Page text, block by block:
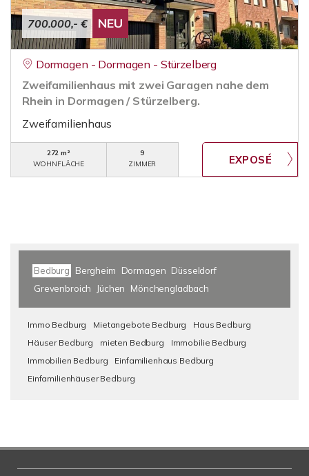
700.000,- € NEU
Dormagen - Dormagen - Stürzelberg
Zweifamilienhaus mit zwei Garagen nahe dem
Rhein in Dormagen / Stürzelberg.
Zweifamilienhaus
272 m²
WOHNFLÄCHE
9
ZIMMER
Bedburg Bergheim Dormagen Düsseldorf
Grevenbroich
Jüchen Mönchengladbach
Immo Bedburg Mietangebote Bedburg
Haus Bedburg
Häuser Bedburg
mieten Bedburg
Immobilie Bedburg
Immobilien Bedburg
Einfamilienhaus Bedburg
Einfamilienhäuser Bedburg